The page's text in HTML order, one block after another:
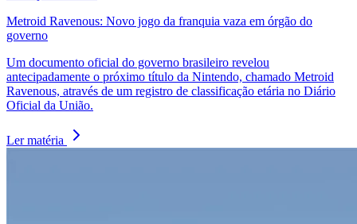
Metroid Ravenous: Novo jogo da franquia vaza em órgão do
governo
Um documento oficial do governo brasileiro revelou
antecipadamente o próximo título da Nintendo, chamado Metroid
Ravenous, através de um registro de classificação etária no Diário
Oficial da União.
Ler matéria